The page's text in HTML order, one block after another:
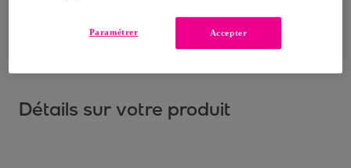
Détails sur votre produit
Accepter
Paramétrer